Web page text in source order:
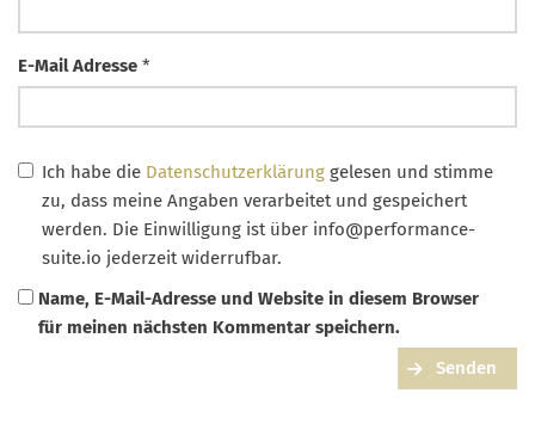
E-Mail Adresse *
Ich habe die Datenschutzerklärung gelesen und stimme
zu, dass meine Angaben verarbeitet und gespeichert
werden. Die Einwilligung ist über info@performance-
suite.io jederzeit widerrufbar.
Name, E-Mail-Adresse und Website in diesem Browser
für meinen nächsten Kommentar speichern.
Senden